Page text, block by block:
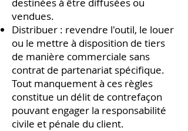
vendues.
Distribuer : revendre l'outil, le louer
ou le mettre à disposition de tiers
de manière commerciale sans
contrat de partenariat spécifique.
Tout manquement à ces règles
constitue un délit de contrefaçon
pouvant engager la responsabilité
civile et pénale du client.